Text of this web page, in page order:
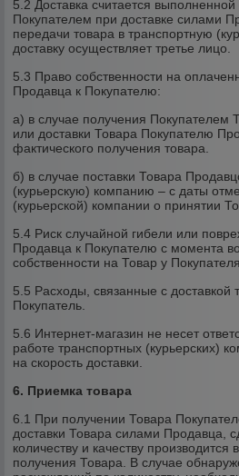
5.2 Доставка считается
Покупателем при доставке силами
передачи товара в транспортную
доставку осуществляет третье лицо.
5.3 Право собственности на
Продавца к Покупателю:
а) в случае получения Покупателем
или доставки Товара Покупателю
фактического получения товара.
б) в случае поставки Товара
(курьерскую) компанию – с даты
(курьерской) компании о принятии
5.4 Риск случайной гибели или
Продавца к Покупателю с момента
собственности на Товар у Покупателя.
5.5 Расходы, связанные с доставкой
Покупатель.
5.6 Интернет-магазин не несет
работе транспортных (курьерских)
на скорость доставки.
6. Приемка товара
6.1 При получении Товара
доставки Товара силами Продавца,
количеству и качеству производится
получения Товара. В случае